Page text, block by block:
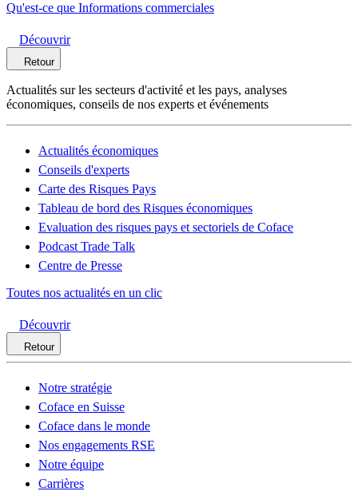
Qu'est-ce que Informations commerciales
Découvrir
Retour
Actualités sur les secteurs d'activité et les pays, analyses
économiques, conseils de nos experts et événements
Actualités économiques
Conseils d'experts
Carte des Risques Pays
Tableau de bord des Risques économiques
Evaluation des risques pays et sectoriels de Coface
Podcast Trade Talk
Centre de Presse
Toutes nos actualités en un clic
Découvrir
Retour
Notre stratégie
Coface en Suisse
Coface dans le monde
Nos engagements RSE
Notre équipe
Carrières